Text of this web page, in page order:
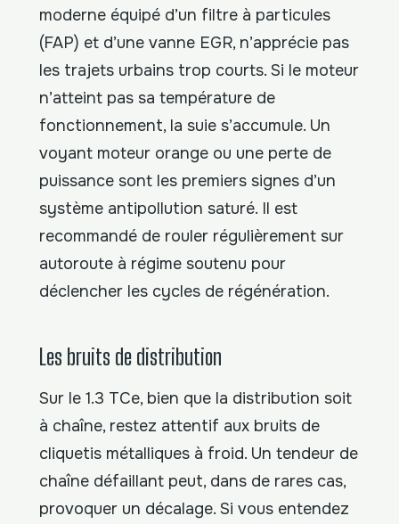
moderne équipé d’un filtre à particules
(FAP) et d’une vanne EGR, n’apprécie pas
les trajets urbains trop courts. Si le moteur
n’atteint pas sa température de
fonctionnement, la suie s’accumule. Un
voyant moteur orange ou une perte de
puissance sont les premiers signes d’un
système antipollution saturé. Il est
recommandé de rouler régulièrement sur
autoroute à régime soutenu pour
déclencher les cycles de régénération.
Les bruits de distribution
Sur le 1.3 TCe, bien que la distribution soit
à chaîne, restez attentif aux bruits de
cliquetis métalliques à froid. Un tendeur de
chaîne défaillant peut, dans de rares cas,
provoquer un décalage. Si vous entendez